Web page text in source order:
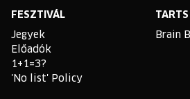
FESZTIVÁL
Jegyek
Előadók
1+1=3?
'No list' Policy
Brain